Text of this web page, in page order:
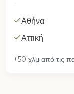
Αθήνα
Αττική
+50 χλμ από τις